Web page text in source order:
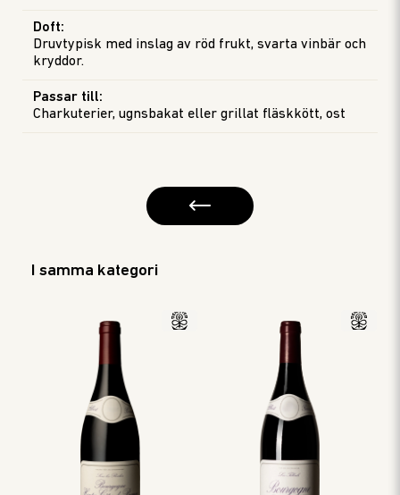
Doft:
Druvtypisk med inslag av röd frukt, svarta vinbär och
kryddor.
Passar till:
Charkuterier, ugnsbakat eller grillat fläskkött, ost
I samma kategori